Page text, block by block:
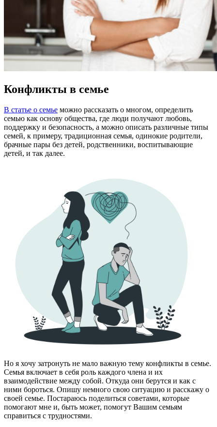
Конфликты в семье
В статье о семье можно рассказать о многом, определить
семью как основу общества, где люди получают любовь,
поддержку и безопасность, а можно описать различные типы
семей, к примеру, традиционная семья, одинокие родители,
брачные пары без детей, родственники, воспитывающие
детей, и так далее.
Но я хочу затронуть не мало важную тему конфликты в семье.
Семья включает в себя роль каждого члена и их
взаимодействие между собой. Откуда они берутся и как с
ними бороться. Опишу немного свою ситуацию и расскажу о
своей семье. Постараюсь поделиться советами, которые
помогают мне и, быть может, помогут Вашим семьям
справиться с трудностями.